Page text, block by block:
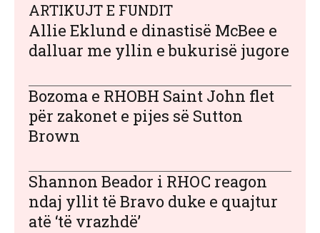
ARTIKUJT E FUNDIT
Allie Eklund e dinastisë McBee e
dalluar me yllin e bukurisë jugore
Bozoma e RHOBH Saint John flet
për zakonet e pijes së Sutton
Brown
Shannon Beador i RHOC reagon
ndaj yllit të Bravo duke e quajtur
atë ‘të vrazhdë’